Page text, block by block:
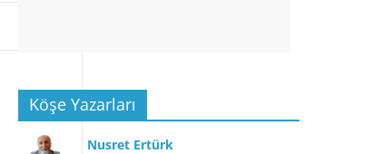
Köşe Yazarları
Nusret Ertürk